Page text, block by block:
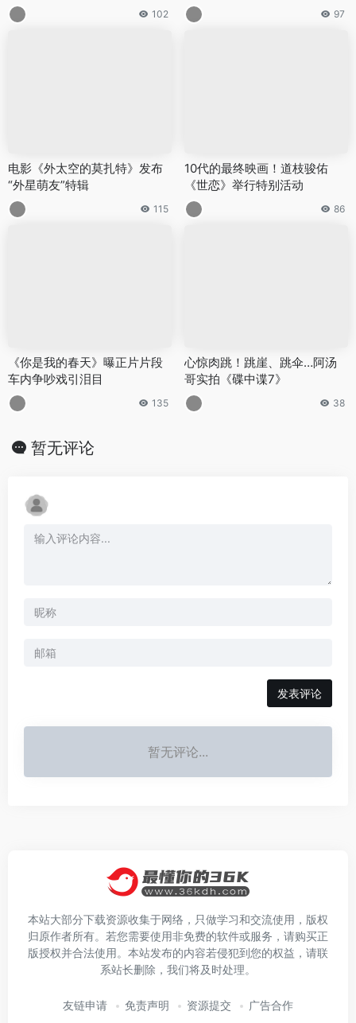
102 97
电影《外太空的莫扎特》发布
“外星萌友”特辑
115
10代的最终映画！道枝骏佑
《世恋》举行特别活动
86
《你是我的春天》曝正片片段
车内争吵戏引泪目
135
心惊肉跳！跳崖、跳伞…阿汤
哥实拍《碟中谍7》
38
暂无评论
发表评论
暂无评论...
本站大部分下载资源收集于网络，只做学习和交流使用，版权
归原作者所有。若您需要使用非免费的软件或服务，请购买正
版授权并合法使用。本站发布的内容若侵犯到您的权益，请联
系站长删除，我们将及时处理。
友链申请 免责声明 资源提交 广告合作